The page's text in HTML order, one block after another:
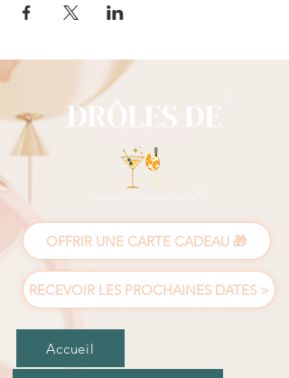
OFFRIR UNE CARTE CADEAU 🎁
RECEVOIR LES PROCHAINES DATES >
Accueil